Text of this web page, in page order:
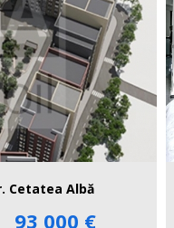
Cetatea Albă
93 000 €